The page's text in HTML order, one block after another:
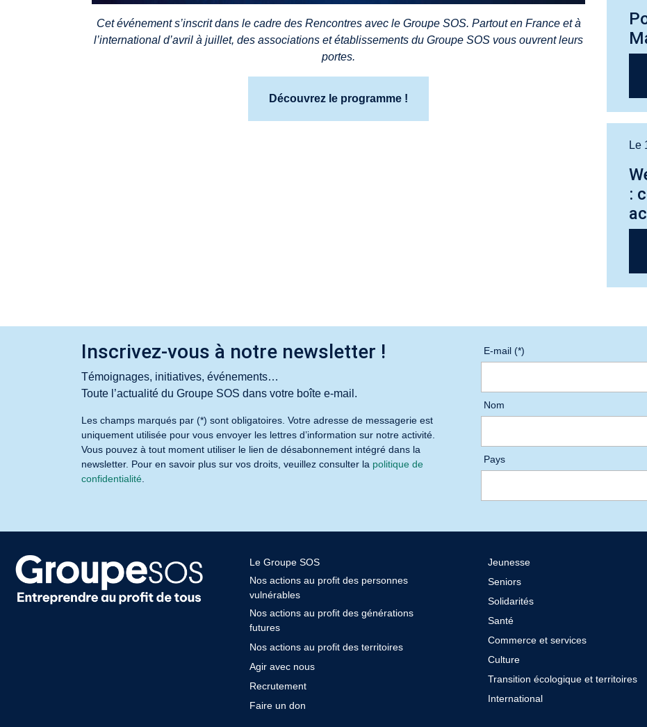
Cet événement s’inscrit dans le cadre des Rencontres avec le Groupe SOS. Partout en France et à
l’international d’avril à juillet, des associations et établissements du Groupe SOS vous ouvrent leurs
portes.
Découvrez le programme !
Le
:
Inscrivez-vous à notre newsletter !
Témoignages, initiatives, événements…
Toute l’actualité du Groupe SOS dans votre boîte e-mail.
Les champs marqués par (*) sont obligatoires. Votre adresse de messagerie est
uniquement utilisée pour vous envoyer les lettres d’information sur notre activité.
Vous pouvez à tout moment utiliser le lien de désabonnement intégré dans la
newsletter. Pour en savoir plus sur vos droits, veuillez consulter la politique de
confidentialité
E-mail (*)
Nom
Pays
Le Groupe SOS
Nos actions au profit des personnes
vulnérables
Nos actions au profit des générations
futures
Nos actions au profit des territoires
Agir avec nous
Recrutement
Faire un don
Jeunesse
Seniors
Solidarités
Santé
Commerce et services
Culture
Transition écologique et territoires​
International